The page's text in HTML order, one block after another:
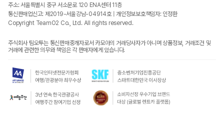
주소: 서울특별시 중구 서소문로 120 ENA센터 11층
통신판매업신고: 제2019-서울강남-04914호 | 개인정보보호책임자: 인정환
Copyright TeamO2 Co., Ltd. All rights reserved.
주식회사 팀오투는 통신판매중개자로서 카모아의 거래당사자가 아니며 상품정보, 거래조건 및
거래에 관련한 의무와 책임은 각 판매자에게 있습니다.